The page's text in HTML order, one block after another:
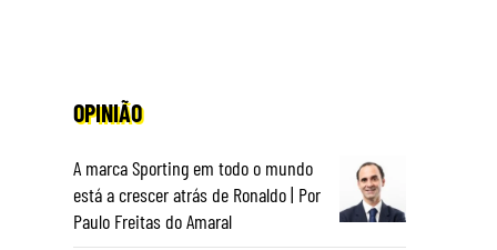
OPINIÃO
A marca Sporting em todo o mundo
está a crescer atrás de Ronaldo | Por
Paulo Freitas do Amaral